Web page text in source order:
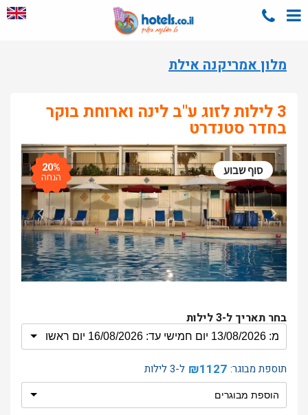
מלון אמריקנה אילת
3 לילות לזוג ע"ב לינה וארוחת בוקר
בחדר סטנדרט
סוף שבוע 20%
הנחה
בחר תאריך ל-3 לילות
תוספת מבוגר: ₪1127 ל-3 לילות